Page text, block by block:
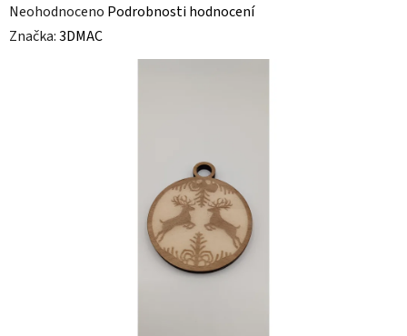
Průměrné hodnocení produktu je 0,0 z 5 hvězdiček.
Neohodnoceno Podrobnosti hodnocení
Značka:3DMAC